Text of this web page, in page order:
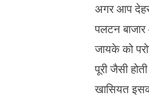
अगर आप
पलटन बाजार
जायके को
पूरी जैसी
खासियत